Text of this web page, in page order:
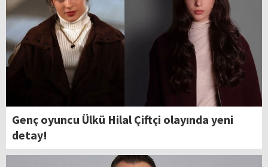
Genç oyuncu Ülkü Hilal Çiftçi olayında yeni
detay!